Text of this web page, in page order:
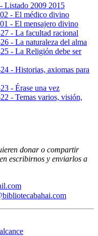
Listado 2009 2015
- El médico divino
- El mensajero divino
- La facultad racional
- La naturaleza del alma
- La Religión debe ser
- Historias, axiomas para
- Érase una vez
- Temas varios, visión,
donar o compartir
escribirnos y enviarlos a